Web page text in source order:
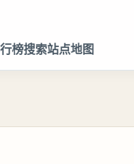
榜搜索站点地图